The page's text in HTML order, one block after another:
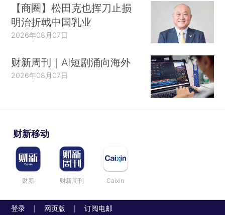
【商圈】松田克也挥刀止损
明治折戟中国乳业
2026年08月07日
财新周刊｜AI短剧涌向海外
2026年08月07日
财新移动
财新 财新周刊 Caixin
登录 网页版 订阅电邮